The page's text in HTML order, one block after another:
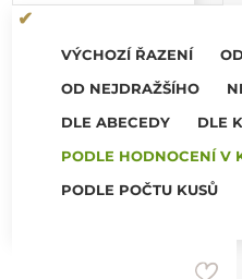
VÝCHOZÍ ŘAZENÍ
OD NEJDRAŽŠÍHO
DLE ABECEDY
DLE
PODLE HODNOCENÍ V
PODLE POČTU KUSŮ